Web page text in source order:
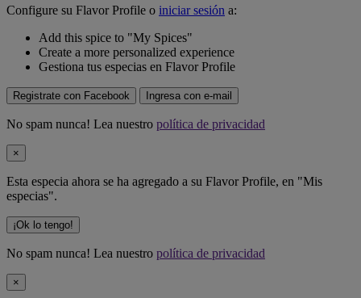
Configure su Flavor Profile o iniciar sesión a:
Add this spice to "My Spices"
Create a more personalized experience
Gestiona tus especias en Flavor Profile
Registrate con Facebook Ingresa con e-mail
No spam nunca! Lea nuestro política de privacidad
×
Esta especia ahora se ha agregado a su Flavor Profile, en "Mis
especias".
¡Ok lo tengo!
No spam nunca! Lea nuestro política de privacidad
×